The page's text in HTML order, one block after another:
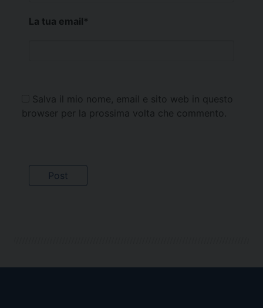
La tua email*
Salva il mio nome, email e sito web in questo
browser per la prossima volta che commento.